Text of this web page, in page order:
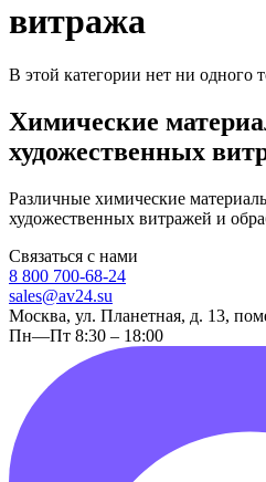
витража
В этой категории нет ни одного
Химические
художественных
Различные химические
художественных витражей и
Связаться с нами
8 800 700-68-24
sales@av24.su
Москва, ул. Планетная, д. 13,
Пн—Пт 8:30 – 18:00